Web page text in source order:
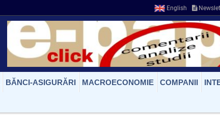
English
BĂNCI-ASIGURĂRI MACROECONOMIE COMPANII